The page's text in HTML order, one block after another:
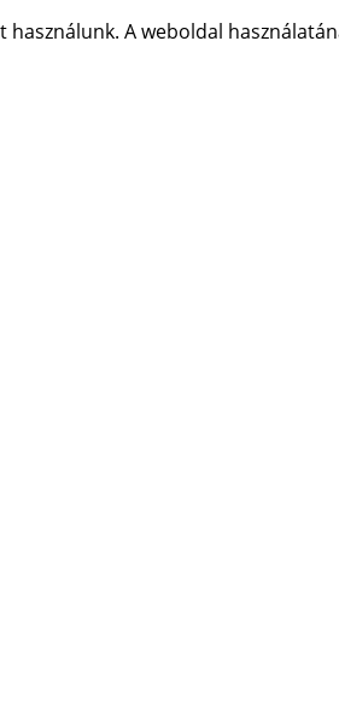
A weboldal